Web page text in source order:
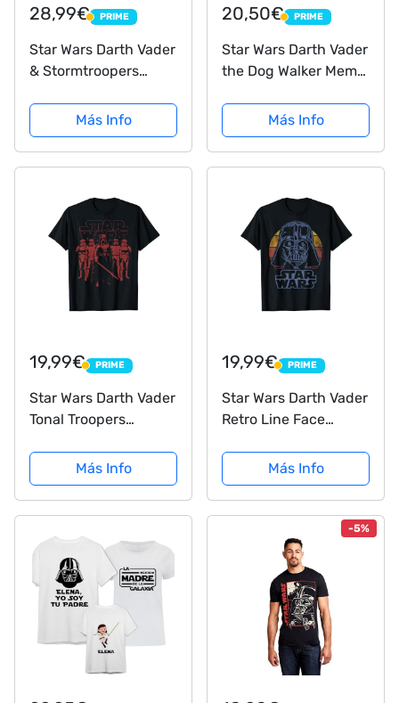
28,99€ PRIME
PRIME
Star Wars Darth Vader
& Stormtroopers
Más Info
20,50€ PRIME
PRIME
Star Wars Darth Vader
the Dog Walker Meme
Más Info
19,99€ PRIME
PRIME
Star Wars Darth Vader
Tonal Troopers
Más Info
19,99€ PRIME
PRIME
Star Wars Darth Vader
Retro Line Face
Más Info
-5%